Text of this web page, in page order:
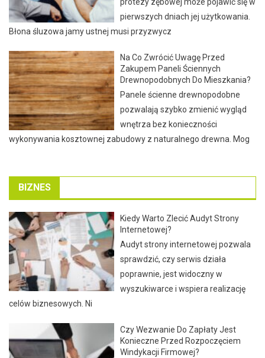
pierwszych dniach jej użytkowania.
Błona śluzowa jamy ustnej musi przyzwycz
Na Co Zwrócić Uwagę Przed
Zakupem Paneli Ściennych
Drewnopodobnych Do Mieszkania?
Panele ścienne drewnopodobne
pozwalają szybko zmienić wygląd
wnętrza bez konieczności
wykonywania kosztownej zabudowy z naturalnego drewna. Mog
BIZNES
Kiedy Warto Zlecić Audyt Strony
Internetowej?
Audyt strony internetowej pozwala
sprawdzić, czy serwis działa
poprawnie, jest widoczny w
wyszukiwarce i wspiera realizację
celów biznesowych. Ni
Czy Wezwanie Do Zapłaty Jest
Konieczne Przed Rozpoczęciem
Windykacji Firmowej?